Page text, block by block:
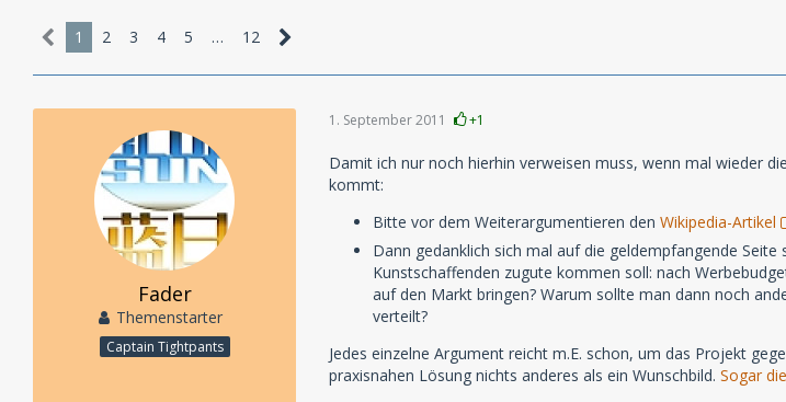
1 2 3 4 5 … 12
Fader
Themenstarter
Captain Tightpants
1. September 2011 +1
Damit ich nur noch hierhin verweisen muss, wenn mal wieder
kommt:
Bitte vor dem Weiterargumentieren den Wikipedia-Artikel
Dann gedanklich sich mal auf die geldempfangende
Kunstschaffenden zugute kommen soll: nach
auf den Markt bringen? Warum sollte man dann noch
verteilt?
Jedes einzelne Argument reicht m.E. schon, um das Projekt
praxisnahen Lösung nichts anderes als ein Wunschbild. Sogar